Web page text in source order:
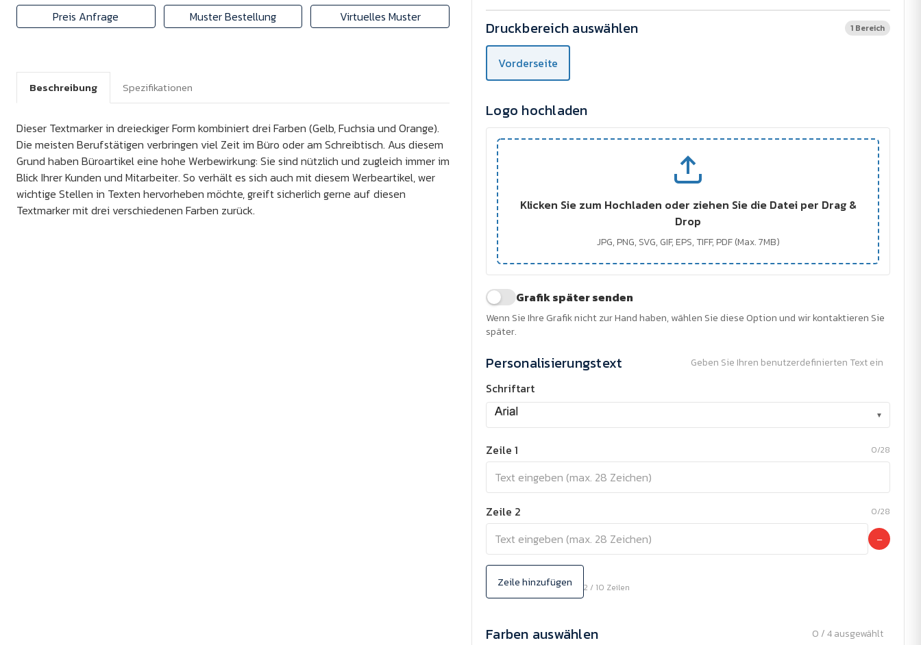
Preis Anfrage Muster Bestellung Virtuelles Muster
Druckbereich auswählen 1 Bereich
Vorderseite
Logo hochladen
Klicken Sie zum Hochladen oder ziehen Sie die Datei per Drag &
Drop
JPG, PNG, SVG, GIF, EPS, TIFF, PDF (Max. 7MB)
Grafik später senden
Wenn Sie Ihre Grafik nicht zur Hand haben, wählen Sie diese Option und wir kontaktieren Sie
später.
Personalisierungstext Geben Sie Ihren benutzerdefinierten Text ein
Schriftart
▾
Zeile 1 0/28
Zeile 2 0/28
−
Zeile hinzufügen 2 / 10 Zeilen
Farben auswählen 0 / 4 ausgewählt
Beschreibung Spezifikationen
Dieser Textmarker in dreieckiger Form kombiniert drei Farben (Gelb, Fuchsia und Orange).
Die meisten Berufstätigen verbringen viel Zeit im Büro oder am Schreibtisch. Aus diesem
Grund haben Büroartikel eine hohe Werbewirkung: Sie sind nützlich und zugleich immer im
Blick Ihrer Kunden und Mitarbeiter. So verhält es sich auch mit diesem Werbeartikel, wer
wichtige Stellen in Texten hervorheben möchte, greift sicherlich gerne auf diesen
Textmarker mit drei verschiedenen Farben zurück.